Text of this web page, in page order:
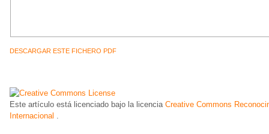
DESCARGAR ESTE FICHERO PDF
Este artículo está licenciado bajo la licencia Creative Commons
Internacional .